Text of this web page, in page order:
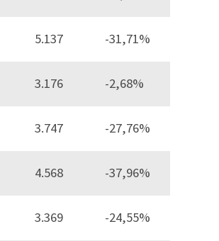
5.137 -31,71%
3.176 -2,68%
3.747 -27,76%
4.568 -37,96%
3.369 -24,55%